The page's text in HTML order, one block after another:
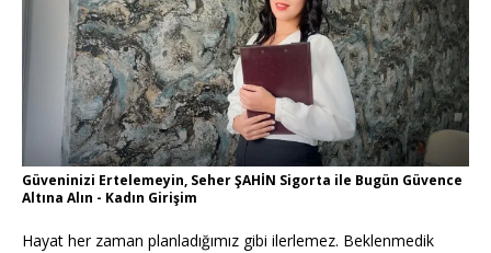
Güveninizi Ertelemeyin, Seher ŞAHİN Sigorta ile Bugün Güvence
Altına Alın - Kadın Girişim
Hayat her zaman planladığımız gibi ilerlemez. Beklenmedik